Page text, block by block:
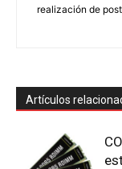
realización de
Artículos